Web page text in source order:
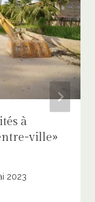
à
ville»
2023